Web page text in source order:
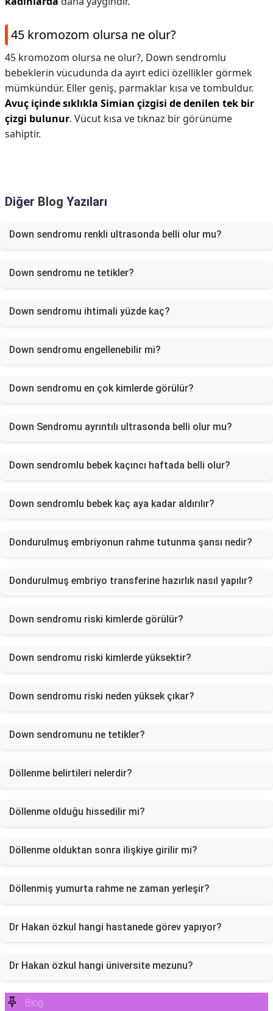
45 kromozom olursa ne olur?
45 kromozom olursa ne olur?, Down sendromlu
bebeklerin vücudunda da ayırt edici özellikler görmek
mümkündür. Eller geniş, parmaklar kısa ve tombuldur.
Avuç içinde sıklıkla Simian çizgisi de denilen tek bir
çizgi bulunur. Vücut kısa ve tıknaz bir görünüme
sahiptir.
Diğer Blog Yazıları
Down sendromu renkli ultrasonda belli olur mu?
Down sendromu ne tetikler?
Down sendromu ihtimali yüzde kaç?
Down sendromu engellenebilir mi?
Down sendromu en çok kimlerde görülür?
Down Sendromu ayrıntılı ultrasonda belli olur mu?
Down sendromlu bebek kaçıncı haftada belli olur?
Down sendromlu bebek kaç aya kadar aldırılır?
Dondurulmuş embriyonun rahme tutunma şansı nedir?
Dondurulmuş embriyo transferine hazırlık nasıl yapılır?
Down sendromu riski kimlerde görülür?
Down sendromu riski kimlerde yüksektir?
Down sendromu riski neden yüksek çıkar?
Down sendromunu ne tetikler?
Döllenme belirtileri nelerdir?
Döllenme olduğu hissedilir mi?
Döllenme olduktan sonra ilişkiye girilir mi?
Döllenmiş yumurta rahme ne zaman yerleşir?
Dr Hakan özkul hangi hastanede görev yapıyor?
Dr Hakan özkul hangi üniversite mezunu?
Blog